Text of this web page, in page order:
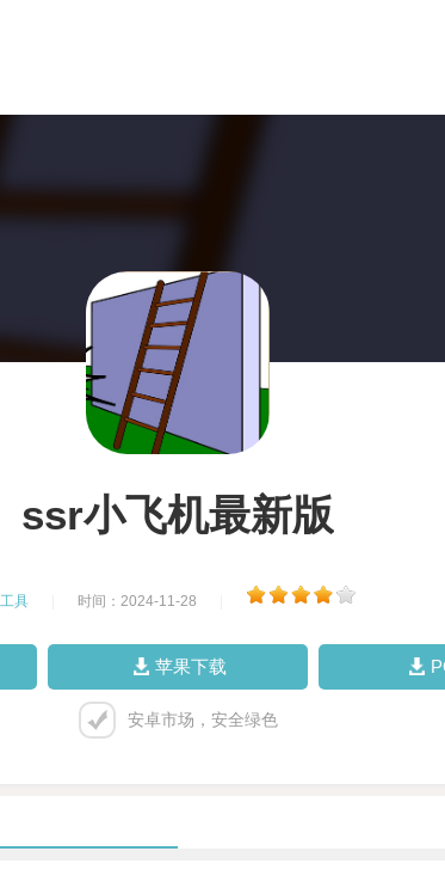
ssr小飞机最新版
工具 时间：2024-11-28
苹果下载
安卓市场，安全绿色